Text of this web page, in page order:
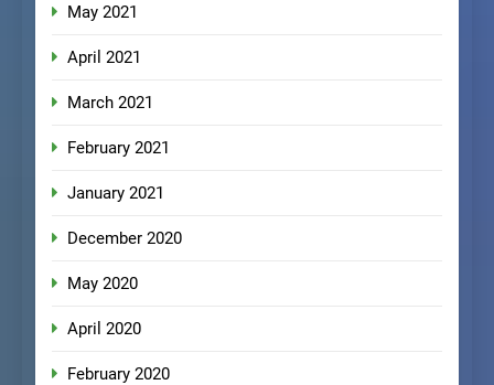
May 2021
April 2021
March 2021
February 2021
January 2021
December 2020
May 2020
April 2020
February 2020